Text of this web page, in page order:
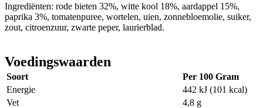
Ingrediënten: rode bieten 32%, witte kool 18%, aardappel 15%,
paprika 3%, tomatenpuree, wortelen, uien, zonnebloemolie, suiker,
zout, citroenzuur, zwarte peper, laurierblad.
Voedingswaarden
Soort
Per 100 Gram
Energie
442 kJ (101 kcal)
Vet
4,8 g